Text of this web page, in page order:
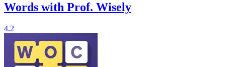
Words with Prof. Wisely
4.2